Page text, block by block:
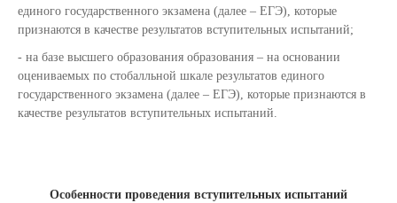
единого государственного экзамена (далее – ЕГЭ), которые
признаются в качестве результатов вступительных испытаний;
на базе высшего образования образования – на основании
оцениваемых по стобалльной шкале результатов единого
государственного экзамена (далее – ЕГЭ), которые признаются в
качестве результатов вступительных испытаний.
Особенности проведения вступительных испытаний